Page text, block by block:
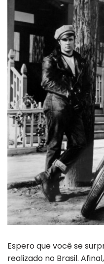
Espero que você se
realizado no Brasil.